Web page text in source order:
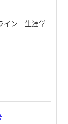
イン 生涯学